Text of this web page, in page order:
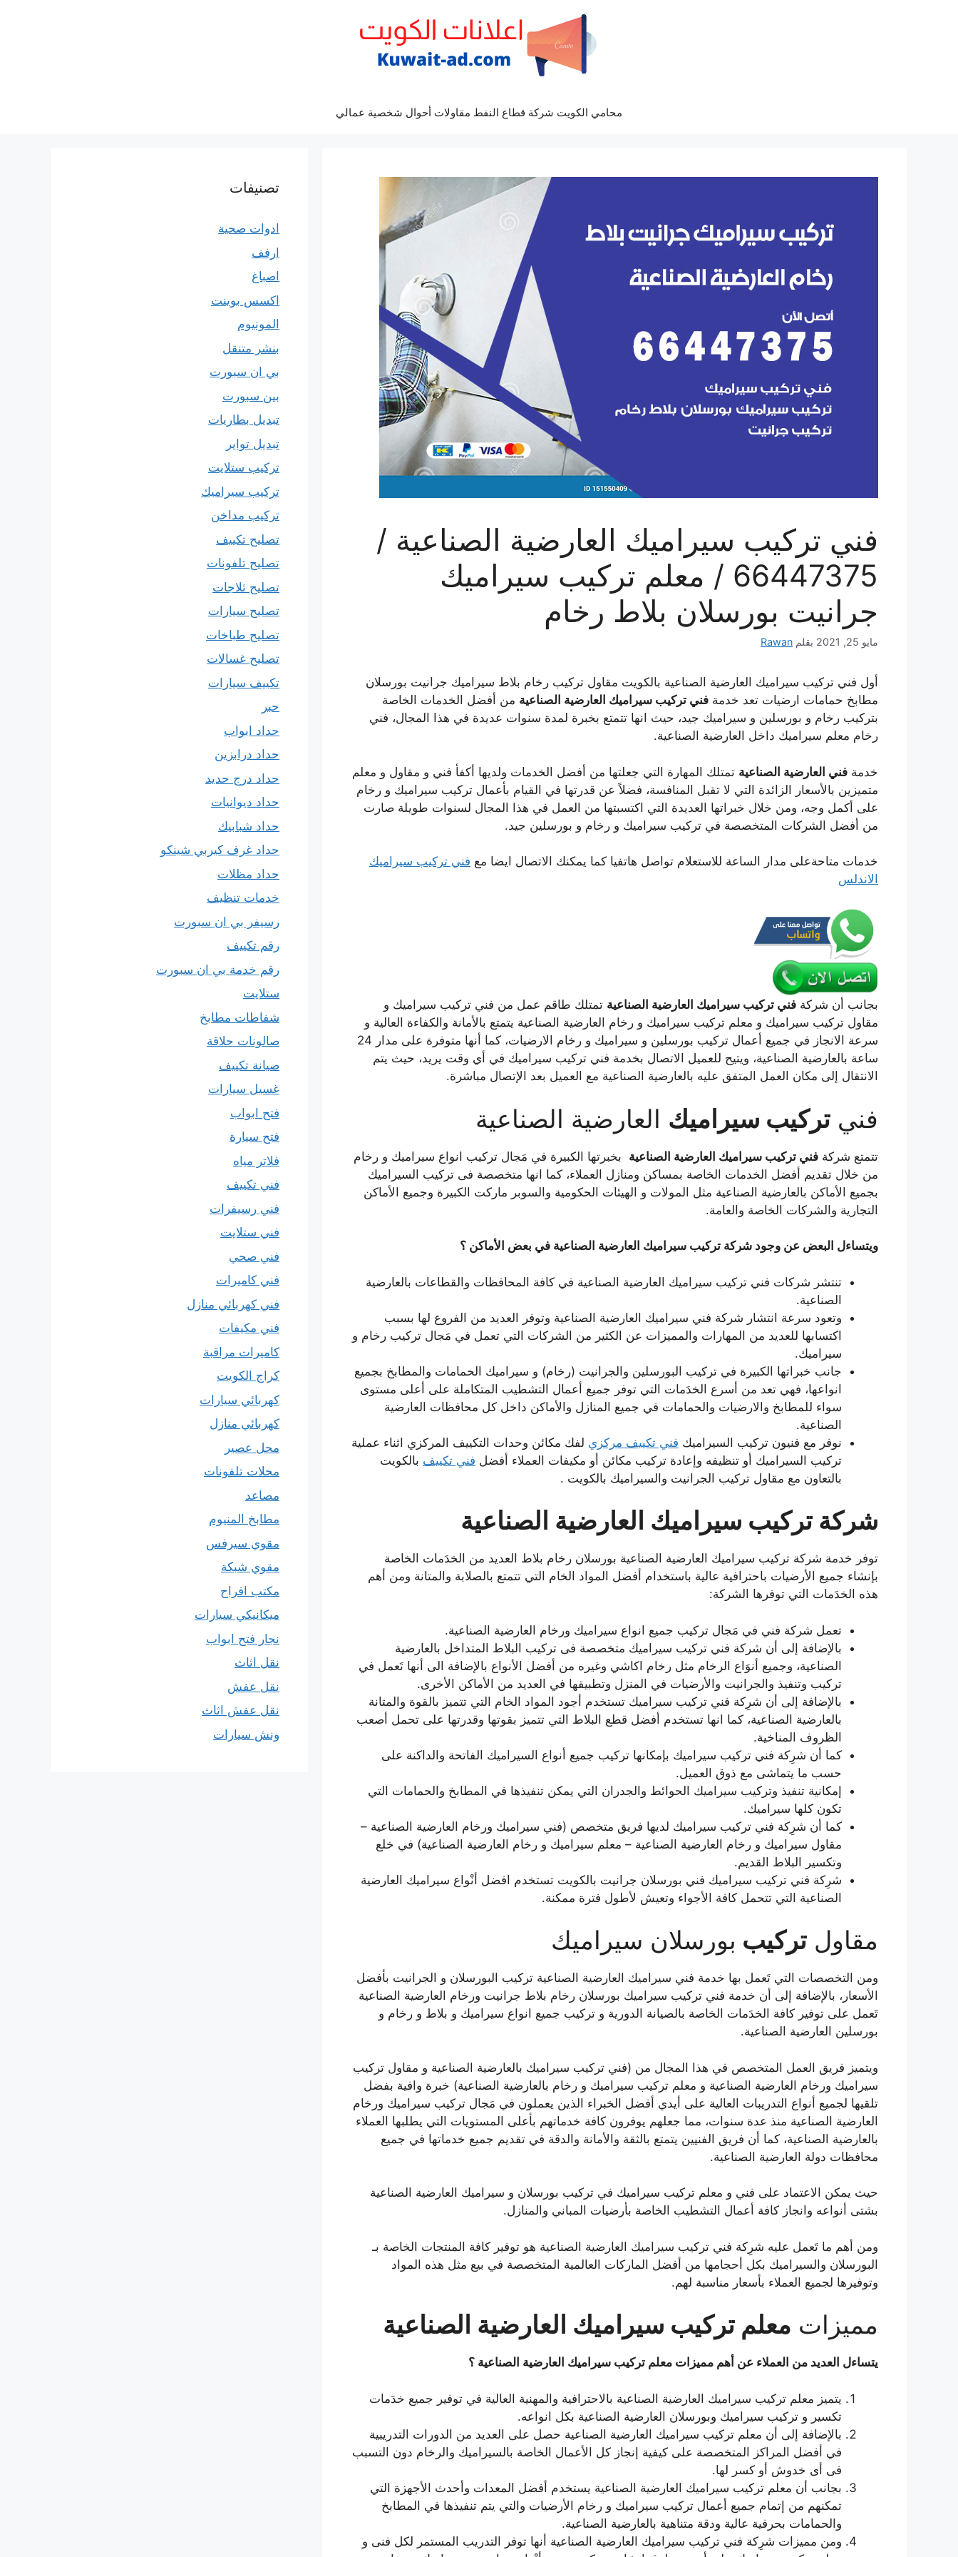
محامي الكويت شركة قطاع النفط مقاولات أحوال شخصية عمالي
فني تركيب سيراميك العارضية الصناعية /
66447375 / معلم تركيب سيراميك
جرانيت بورسلان بلاط رخام
مايو 25, 2021 بقلم Rawan
أول فني تركيب سيراميك العارضية الصناعية بالكويت مقاول تركيب رخام بلاط سيراميك جرانيت بورسلان
مطابخ حمامات ارضيات تعد خدمة فني تركيب سيراميك العارضية الصناعية من أفضل الخدمات الخاصة
بتركيب رخام و بورسلين و سيراميك جيد، حيث انها تتمتع بخبرة لمدة سنوات عديدة في هذا المجال، فني
رخام معلم سيراميك داخل العارضية الصناعية.
خدمة فني العارضية الصناعية تمتلك المهارة التي جعلتها من أفضل الخدمات ولديها أكفأ فني و مقاول و معلم
متميزين بالأسعار الزائدة التي لا تقبل المنافسة، فضلاً عن قدرتها في القيام بأعمال تركيب سيراميك و رخام
على أكمل وجه، ومن خلال خبراتها العديدة التي اكتسبتها من العمل في هذا المجال لسنوات طويلة صارت
من أفضل الشركات المتخصصة في تركيب سيراميك و رخام و بورسلين جيد.
خدمات متاحةعلى مدار الساعة للاستعلام تواصل هاتفيا كما يمكنك الاتصال ايضا مع فني تركيب سيراميك
الاندلس
بجانب أن شركة فني تركيب سيراميك العارضية الصناعية تمتلك طاقم عمل من فني تركيب سيراميك و
مقاول تركيب سيراميك و معلم تركيب سيراميك و رخام العارضية الصناعية يتمتع بالأمانة والكفاءة العالية و
سرعة الانجاز في جميع أعمال تركيب بورسلين و سيراميك و رخام الارضيات، كما أنها متوفرة على مدار 24
ساعة بالعارضية الصناعية، ويتيح للعميل الاتصال بخدمة فني تركيب سيراميك في أي وقت يريد، حيث يتم
الانتقال إلى مكان العمل المتفق عليه بالعارضية الصناعية مع العميل بعد الإتصال مباشرة.
فني تركيب سيراميك العارضية الصناعية
تتمتع شركة فني تركيب سيراميك العارضية الصناعية بخبرتها الكبيرة في مَجال تركيب انواع سيراميك و رخام
من خلال تقديم أفضل الخدمات الخاصة بمساكن ومنازل العملاء، كما انها متخصصة فى تركيب السيراميك
بجميع الأماكن بالعارضية الصناعية مثل المولات و الهيئات الحكومية والسوبر ماركت الكبيرة وجميع الأماكن
التجارية والشركات الخاصة والعامة.
ويتساءل البعض عن وجود شركة تركيب سيراميك العارضية الصناعية في بعض الأماكن ؟
تنتشر شركات فني تركيب سيراميك العارضية الصناعية في كافة المحافظات والقطاعات بالعارضية
الصناعية.
وتعود سرعة انتشار شركة فني سيراميك العارضية الصناعية وتوفر العديد من الفروع لها بسبب
اكتسابها للعديد من المهارات والمميزات عن الكثير من الشركات التي تعمل في مَجال تركيب رخام و
سيراميك.
جانب خبراتها الكبيرة في تركيب البورسلين والجرانيت (رخام) و سيراميك الحمامات والمطابخ بجميع
انواعها، فهي تعد من أسرع الخدَمات التي توفر جميع أعمال التشطيب المتكاملة على أعلى مستوى
سواء للمطابخ والارضيات والحمامات في جميع المنازل والأماكن داخل كل محافظات العارضية
الصناعية.
نوفر مع فنيون تركيب السيراميك فني تكييف مركزي لفك مكائن وحدات التكييف المركزي اثناء عملية
تركيب السيراميك أو تنظيفه وإعادة تركيب مكائن أو مكيفات العملاء أفضل فني تكييف بالكويت
بالتعاون مع مقاول تركيب الجرانيت والسيراميك بالكويت .
شركة تركيب سيراميك العارضية الصناعية
توفر خدمة شركة تركيب سيراميك العارضية الصناعية بورسلان رخام بلاط العديد من الخدَمات الخاصة
بإنشاء جميع الأرضيات باحترافية عالية باستخدام أفضل المواد الخام التي تتمتع بالصلابة والمتانة ومن أهم
هذه الخدَمات التي توفرها الشركة:
تعمل شركة فني في مَجال تركيب جميع انواع سيراميك ورخام العارضية الصناعية.
بالإضافة إلى أن شركة فني تركيب سيراميك متخصصة فى تركيب البلاط المتداخل بالعارضية
الصناعية، وجميع أنوَاع الرخام مثل رخام اكاشي وغيره من أفضل الأنواع بالإضافة الى أنها تَعمل في
تركيب وتنفيذ والجرانيت والأرضيات في المنزل وتطبيقها في العديد من الأماكن الأخرى.
بالإضافة إلى أن شرِكة فني تركيب سيراميك تستخدم أجود المواد الخام التي تتميز بالقوة والمتانة
بالعارضية الصناعية، كما انها تستخدم أفضل قطع البلاط التي تتميز بقوتها وقدرتها على تحمل أصعب
الظروف المناخية.
كما أن شرِكة فني تركيب سيراميك بإمكانها تركيب جميع أنواع السيراميك الفاتحة والداكنة على
حسب ما يتماشى مع ذوق العميل.
إمكانية تنفيذ وتركيب سيراميك الحوائط والجدران التي يمكن تنفيذها في المطابخ والحمامات التي
تكون كلها سيراميك.
كما أن شرِكة فني تركيب سيراميك لديها فريق متخصص (فني سيراميك ورخام العارضية الصناعية –
مقاول سيراميك و رخام العارضية الصناعية – معلم سيراميك و رخام العارضية الصناعية) في خلع
وتكسير البلاط القديم.
شرِكة فني تركيب سيراميك فني بورسلان جرانيت بالكويت تستخدم افضل أنْواع سيراميك العارضية
الصناعية التي تتحمل كافة الأجواء وتعيش لأطول فترة ممكنة.
مقاول تركيب بورسلان سيراميك
ومن التخصصات التي تَعمل بها خدمة فني سيراميك العارضية الصناعية تركيب البورسلان و الجرانيت بأفضل
الأسعار، بالإضافة إلى أن خدمة فني تركيب سيراميك بورسلان رخام بلاط جرانيت ورخام العارضية الصناعية
تَعمل على توفير كافة الخدَمات الخاصة بالصيانة الدورية و تركيب جميع انواع سيراميك و بلاط و رخام و
بورسلين العارضية الصناعية.
ويتميز فريق العمل المتخصص في هذا المجال من (فني تركيب سيراميك بالعارضية الصناعية و مقاول تركيب
سيراميك ورخام العارضية الصناعية و معلم تركيب سيراميك و رخام بالعارضية الصناعية) خبرة وافية بفضل
تلقيها لجميع أنواع التدريبات العالية على أيدي أفضل الخبراء الذين يعملون في مَجال تركيب سيراميك ورخام
العارضية الصناعية منذ عدة سنوات، مما جعلهم يوفرون كافة خدماتهم بأعلى المستويات التي يطلبها العملاء
بالعارضية الصناعية، كما أن فريق الفنيين يتمتع بالثقة والأمانة والدقة في تقديم جميع خدماتها في جميع
محافظات دولة العارضية الصناعية.
حيث يمكن الاعتماد على فني و معلم تركيب سيراميك في تركيب بورسلان و سيراميك العارضية الصناعية
بشتى أنواعه وانجاز كافة أعمال التشطيب الخاصة بأرضيات المباني والمنازل.
ومن أهم ما تَعمل عليه شرِكة فني تركيب سيراميك العارضية الصناعية هو توفير كافة المنتجات الخاصة بـ
البورسلان والسيراميك بكل أحجامها من أفضل الماركات العالمية المتخصصة في بيع مثل هذه المواد
وتوفيرها لجميع العملاء بأسعار مناسبة لهم.
مميزات معلم تركيب سيراميك العارضية الصناعية
يتساءل العديد من العملاء عن أهم مميزات معلم تركيب سيراميك العارضية الصناعية ؟
يتميز معلم تركيب سيراميك العارضية الصناعية بالاحترافية والمهنية العالية في توفير جميع خدَمات
تكسير و تركيب سيراميك وبورسلان العارضية الصناعية بكل انواعه.
بالإضافة إلى أن معلم تركيب سيراميك العارضية الصناعية حصل على العديد من الدورات التدريبية
في أفضل المراكز المتخصصة على كيفية إنجاز كل الأعمال الخاصة بالسيراميك والرخام دون التسبب
فى أى خدوش أو كسر لها.
بجانب أن معلم تركيب سيراميك العارضية الصناعية يستخدم أفضل المعدات وأحدث الأجهزة التي
تمكنهم من إتمام جميع أعمال تركيب سيراميك و رخام الأرضيات والتي يتم تنفيذها في المطابخ
والحمامات بحرفية عالية ودقة متناهية بالعارضية الصناعية.
ومن مميزات شرِكة فني تركيب سيراميك العارضية الصناعية أنها توفر التدريب المستمر لكل فنى و
تصنيفات
ادوات صحية
ارفف
اصباغ
اكسس بوينت
المونيوم
بنشر متنقل
بي ان سبورت
بين سبورت
تبديل بطاريات
تبديل تواير
تركيب ستلايت
تركيب سيراميك
تركيب مداخن
تصليح تكييف
تصليح تلفونات
تصليح ثلاجات
تصليح سيارات
تصليح طباخات
تصليح غسالات
تكييف سيارات
حبر
حداد ابواب
حداد درابزين
حداد درج حديد
حداد ديوانيات
حداد شبابيك
حداد غرف كيربي شينكو
حداد مظلات
خدمات تنظيف
رسيفر بي ان سبورت
رقم تكييف
رقم خدمة بي ان سبورت
ستلايت
شفاطات مطابخ
صالونات حلاقة
صيانة تكييف
غسيل سيارات
فتح ابواب
فتح سيارة
فلاتر مياه
فني تكييف
فني رسيفرات
فني ستلايت
فني صحي
فني كاميرات
فني كهربائي منازل
فني مكيفات
كاميرات مراقبة
كراج الكويت
كهربائي سيارات
كهربائي منازل
محل عصير
محلات تلفونات
مصاعد
مطابخ المنيوم
مقوي سيرفس
مقوي شبكة
مكتب افراح
ميكانيكي سيارات
نجار فتح ابواب
نقل اثاث
نقل عفش
نقل عفش اثاث
ونش سيارات